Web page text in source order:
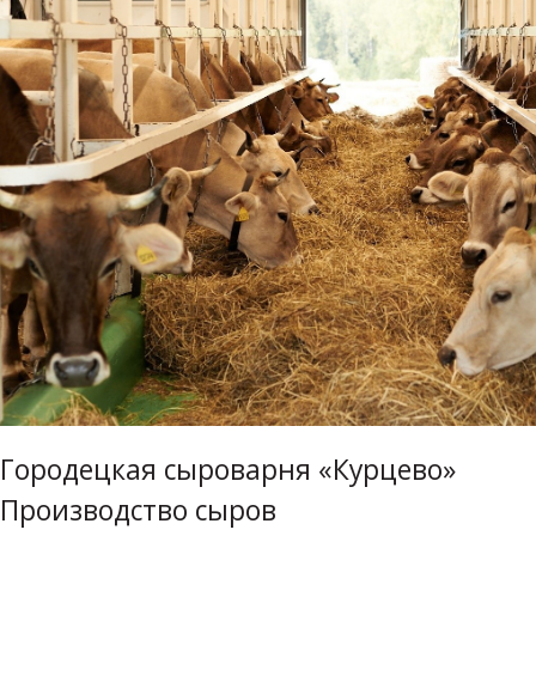
Городецкая сыроварня «Курцево»
Производство сыров